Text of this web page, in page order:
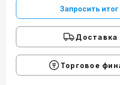
Запросить
Доставка
Торговое